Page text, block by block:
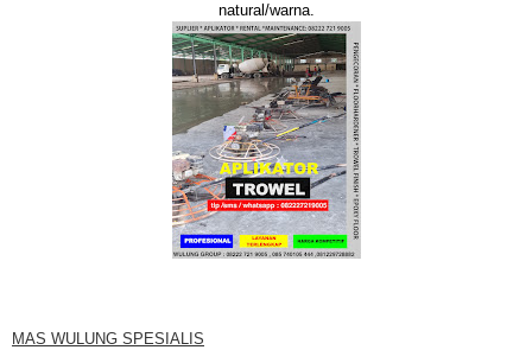
natural/warna.
MAS WULUNG SPESIALIS